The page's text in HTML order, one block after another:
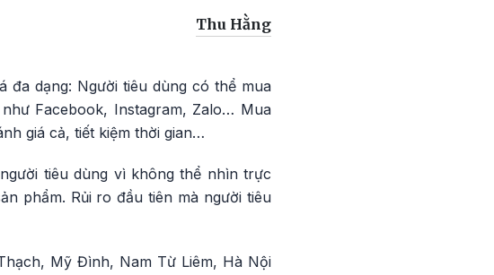
Thu Hằng
đa dạng: Người tiêu dùng có thể mua
Facebook, Instagram, Zalo… Mua
giá cả, tiết kiệm thời gian…
tiêu dùng vì không thể nhìn trực
phẩm. Rủi ro đầu tiên mà người tiêu
Mỹ Đình, Nam Từ Liêm, Hà Nội